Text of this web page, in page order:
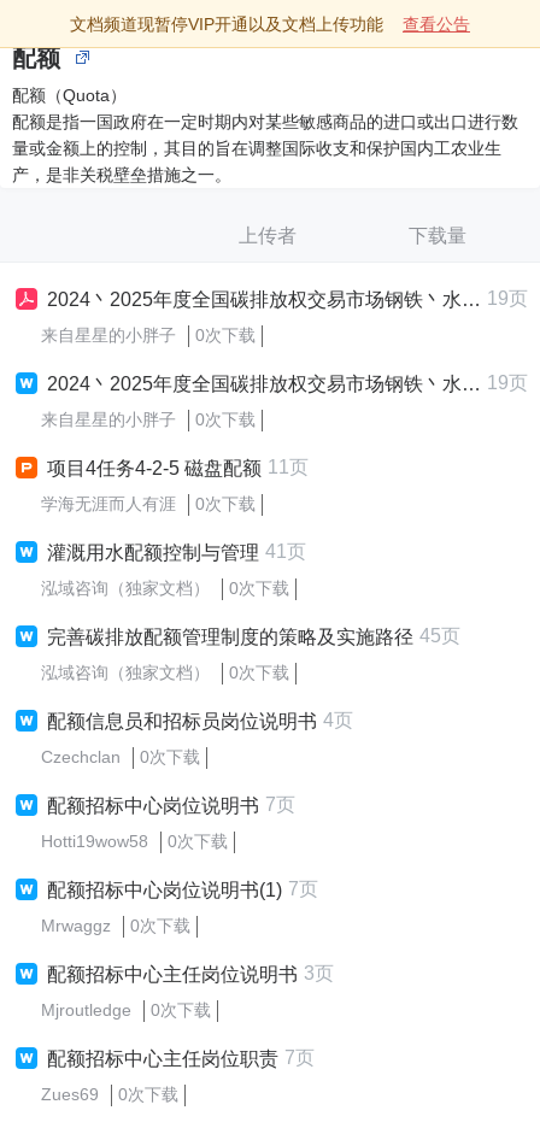
文档频道现暂停VIP开通以及文档上传功能 查看公告
配额
配额（Quota）
配额是指一国政府在一定时期内对某些敏感商品的进口或出口进行数
量或金额上的控制，其目的旨在调整国际收支和保护国内工农业生
产，是非关税壁垒措施之一。
上传者 下载量
2024丶2025年度全国碳排放权交易市场钢铁丶水泥丶铝冶炼行业配额总量和分配方案.pdf 19页
来自星星的小胖子 0次下载
2024丶2025年度全国碳排放权交易市场钢铁丶水泥丶铝冶炼行业配额总量和分配方案 19页
来自星星的小胖子 0次下载
项目4任务4-2-5 磁盘配额 11页
学海无涯而人有涯 0次下载
灌溉用水配额控制与管理 41页
泓域咨询（独家文档） 0次下载
完善碳排放配额管理制度的策略及实施路径 45页
泓域咨询（独家文档） 0次下载
配额信息员和招标员岗位说明书 4页
Czechclan 0次下载
配额招标中心岗位说明书 7页
Hotti19wow58 0次下载
配额招标中心岗位说明书(1) 7页
Mrwaggz 0次下载
配额招标中心主任岗位说明书 3页
Mjroutledge 0次下载
配额招标中心主任岗位职责 7页
Zues69 0次下载